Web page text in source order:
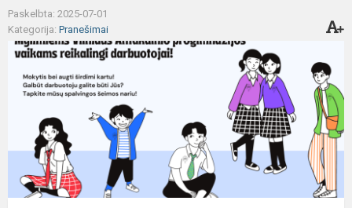
Paskelbta: 2025-07-01
Kategorija: Pranešimai